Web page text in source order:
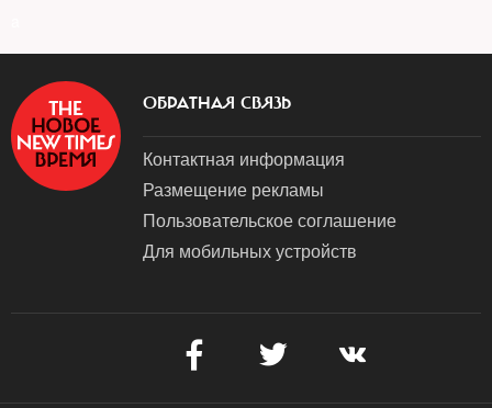
ОБРАТНАЯ СВЯЗЬ
Контактная информация
Размещение рекламы
Пользовательское соглашение
Для мобильных устройств